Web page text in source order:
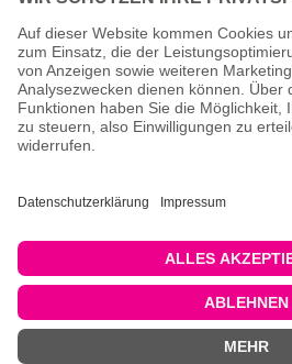
KONTAKT
RECHTLICHES
INFORMATIVES
MEIN KONTO